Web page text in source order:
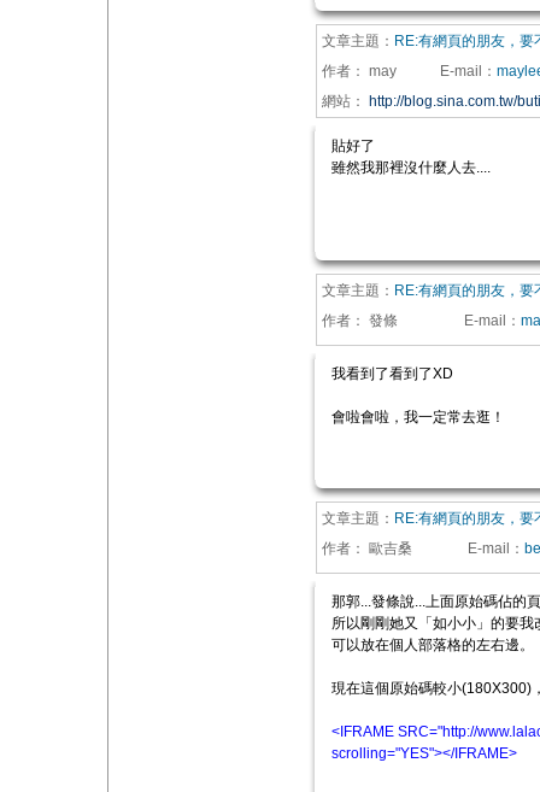
文章主題： RE:有網頁的朋友，
作者： may E-mail ：
網站：
http://blog.sina.com.tw/
貼好了
雖然我那裡沒什麼人去....
文章主題： RE:有網頁的朋友，
作者： 發條 E-mail ：
我看到了看到了XD
會啦會啦，我一定常去逛！
文章主題： RE:有網頁的朋友，
作者：
歐吉桑 E-mail ：
那郭...發條說...上面原始碼佔的
所以剛剛她又「如小小」的要我
可以放在個人部落格的左右邊。
現在這個原始碼較小(180X300)
<IFRAME SRC="http://
scrolling="YES"></IFRAME>